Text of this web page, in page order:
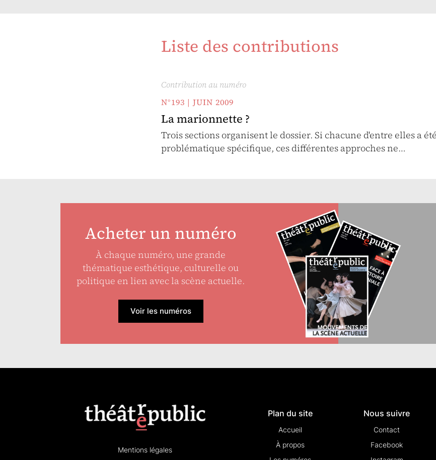
Liste des contributions
Contribution au numéro
N°193 | JUIN 2009
La marionnette ?
Trois sections organisent le dossier. Si chacune d'entre elles a
problématique spécifique, ces différentes approches ne…
Acheter un numéro
À chaque numéro, une grande
thématique esthétique, culturelle ou
politique en lien avec la scène actuelle.
Voir les numéros
Mentions légales
Plan du site
Accueil
À propos
Nous suivre
Contact
Facebook